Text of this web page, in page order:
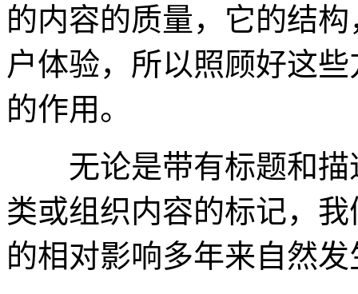
的内容的质量，它的结
户体验，所以照顾好这
的作用。
无论是带有标题和描
类或组织内容的标记，
的相对影响多年来自然